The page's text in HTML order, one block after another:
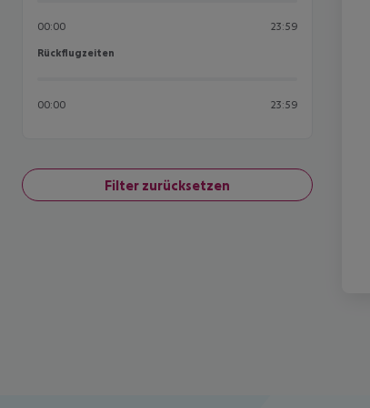
00:00 23:59
Rückflugzeiten
Rückflugzeiten
00:00 23:59
Filter zurücksetzen